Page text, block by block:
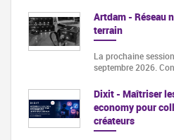
Artdam - Réseau
terrain
La prochaine
septembre 2026.
Dixit - Maîtriser
economy pour
créateurs